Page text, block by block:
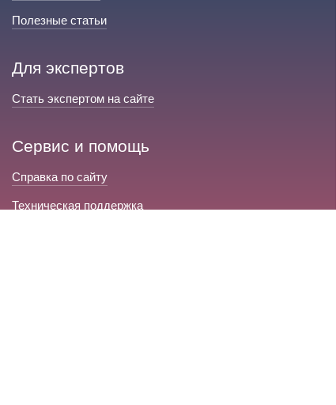
Полезные статьи
Для экспертов
Стать экспертом на сайте
Сервис и помощь
Справка по сайту
Техническая поддержка